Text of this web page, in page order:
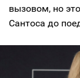
вызовом, но
Сантоса до